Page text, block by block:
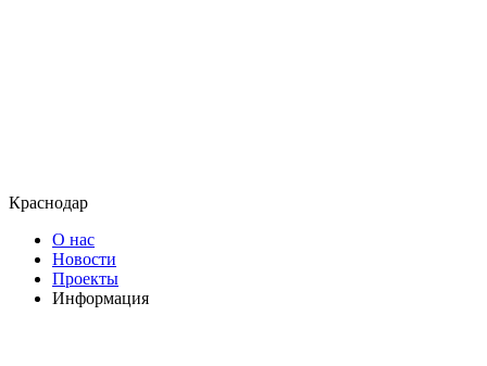
Краснодар
О нас
Новости
Проекты
Информация